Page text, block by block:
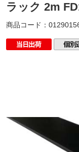
ラック 2m
商品コード：